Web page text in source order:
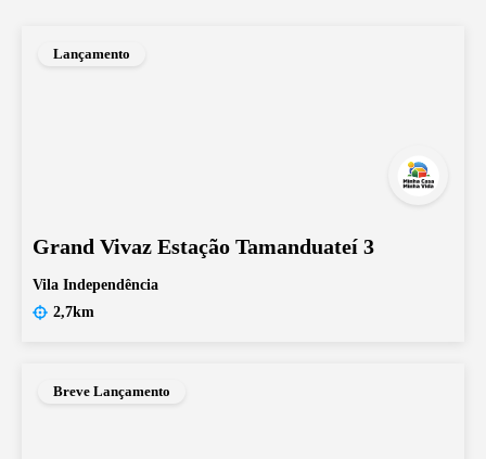
Lançamento
Grand Vivaz Estação Tamanduateí 3
Vila Independência
2,7km
Breve Lançamento